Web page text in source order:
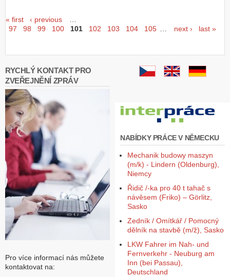
Seiten
« first ‹ previous
…
97
98 99 100 101 102 103 104 105 … next › last »
RYCHLÝ KONTAKT PRO
ZVEŘEJNĚNÍ ZPRÁV
Pro více informací nás můžete
kontaktovat na:
NABÍDKY PRÁCE V NĚMECKU
Mechanik budowy maszyn
(m/k) - Lindern (Oldenburg),
Niemcy
Řidič /-ka pro 40 t tahač s
návěsem (Friko) – Görlitz,
Sasko
Zedník / Omítkář / Pomocný
dělník na stavbě (m/ž), Sasko
LKW Fahrer im Nah- und
Fernverkehr - Neuburg am
Inn (bei Passau),
Deutschland